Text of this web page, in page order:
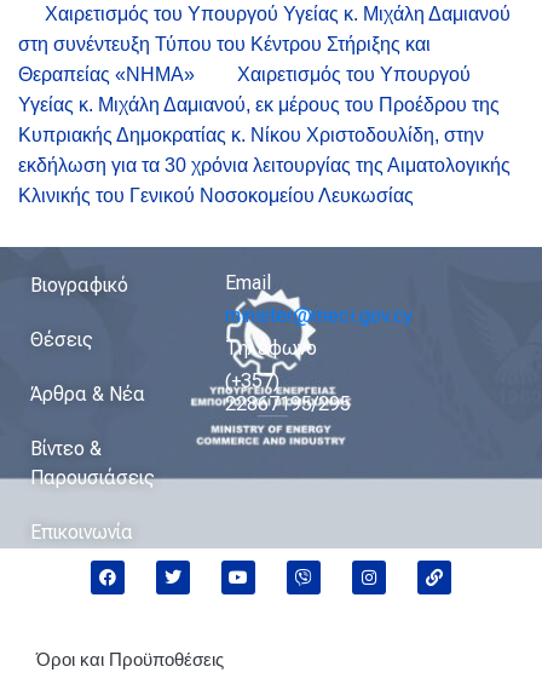
Χαιρετισμός του Υπουργού Υγείας κ. Μιχάλη Δαμιανού
στη συνέντευξη Τύπου του Κέντρου Στήριξης και
Θεραπείας «ΝΗΜΑ»
Χαιρετισμός του Υπουργού
Υγείας κ. Μιχάλη Δαμιανού, εκ μέρους του Προέδρου της
Κυπριακής Δημοκρατίας κ. Νίκου Χριστοδουλίδη, στην
εκδήλωση για τα 30 χρόνια λειτουργίας της Αιματολογικής
Κλινικής του Γενικού Νοσοκομείου Λευκωσίας
Βιογραφικό
Θέσεις
Άρθρα & Νέα
Βίντεο &
Παρουσιάσεις
Επικοινωνία
Email
minister@meci.gov.cy
Τηλέφωνο
(+357)
22867195/295
Όροι και Προϋποθέσεις